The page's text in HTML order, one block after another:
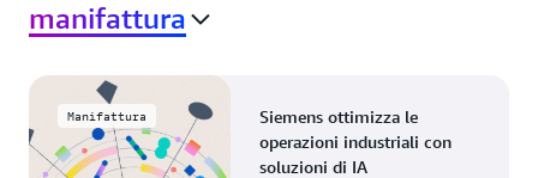
manifattura
Manifattura
Siemens ottimizza le
operazioni industriali con
soluzioni di IA